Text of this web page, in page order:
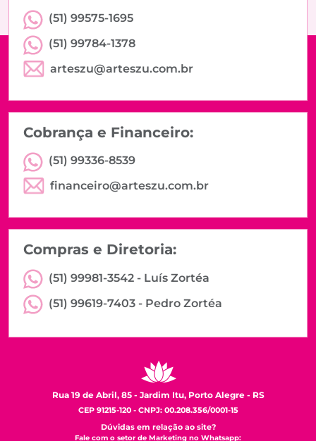
(51) 99575-1695
(51) 99784-1378
arteszu@arteszu.com.br
Cobrança e Financeiro:
(51) 99336-8539
financeiro@arteszu.com.br
Compras e Diretoria:
(51) 99981-3542 - Luís Zortéa
(51) 99619-7403 - Pedro Zortéa
Rua 19 de Abril, 85 - Jardim Itu, Porto Alegre - RS
CEP 91215-120 - CNPJ: 00.208.356/0001-15
Dúvidas em relação ao site?
Fale com o setor de Marketing no Whatsapp: